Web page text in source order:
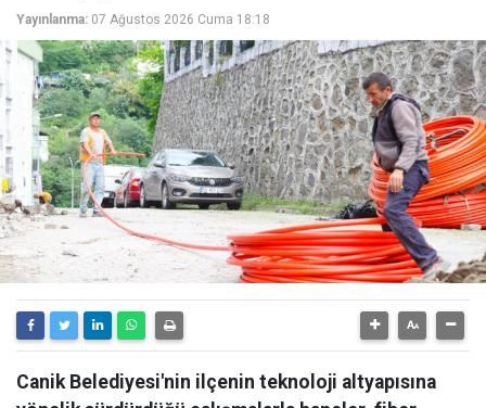
Yayınlanma: 07 Ağustos 2026 Cuma 18:18
Canik Belediyesi'nin ilçenin teknoloji altyapısına